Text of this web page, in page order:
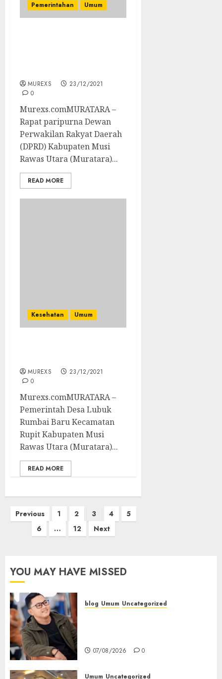
Pemerintahan Umum
MUREXS
23/12/2021
0
Murexs.comMURATARA –
Rapat paripurna Dewan
Perwakilan Rakyat Daerah
(DPRD) Kabupaten Musi
Rawas Utara (Muratara)...
READ MORE
Kesehatan Umum
MUREXS
23/12/2021
0
Murexs.comMURATARA –
Pemerintah Desa Lubuk
Rumbai Baru Kecamatan
Rupit Kabupaten Musi
Rawas Utara (Muratara)...
READ MORE
Paginasi
Previous 1 2 3 4
5
6
… 12 Next
YOU MAY HAVE MISSED
blog Umum Uncategorized
07/08/2026 0
Umum Uncategorized